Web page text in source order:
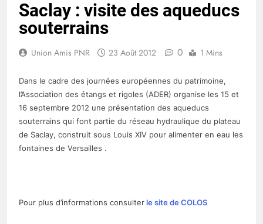
Chevreuse
Saclay : visite des aqueducs
souterrains
Union Amis PNR 23 Août 2012 0 1 Mins
Dans le cadre des journées européennes du patrimoine,
l’Association des étangs et rigoles (ADER) organise les 15 et
16 septembre 2012 une présentation des aqueducs
souterrains qui font partie du réseau hydraulique du plateau
de Saclay, construit sous Louis XIV pour alimenter en eau les
fontaines de Versailles .
Pour plus d’informations consulterle site de COLOS